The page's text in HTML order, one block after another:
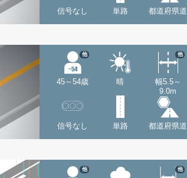
信号なし 単路 都道府県道
45～54歳
他
晴
幅5.5～
9.0m
他
信号なし 単路 都道府県道
他 他